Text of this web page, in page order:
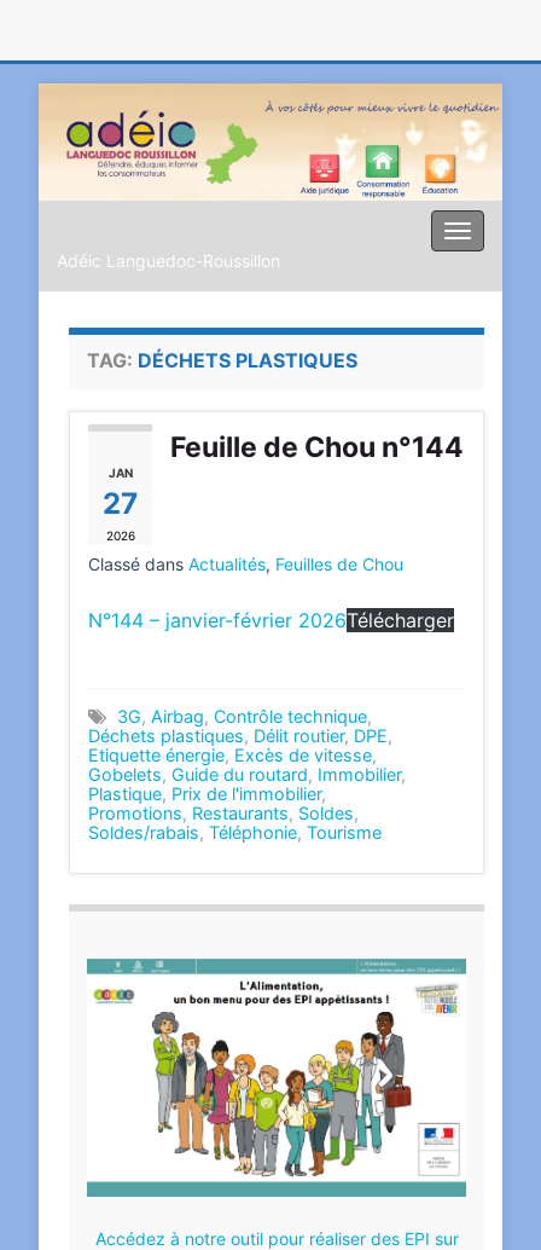
Toggle
Adéic Languedoc-Roussillon
TAG: DÉCHETS PLASTIQUES
JAN
27
2026
Feuille de Chou n°144
Classé dans Actualités, Feuilles de Chou
N°144 – janvier-février 2026Télécharger
3G, Airbag, Contrôle technique,
Déchets plastiques, Délit routier, DPE,
Etiquette énergie, Excès de vitesse,
Gobelets, Guide du routard, Immobilier,
Plastique, Prix de l'immobilier,
Promotions, Restaurants, Soldes,
Soldes/rabais, Téléphonie, Tourisme
Accédez à notre outil pour réaliser des EPI sur